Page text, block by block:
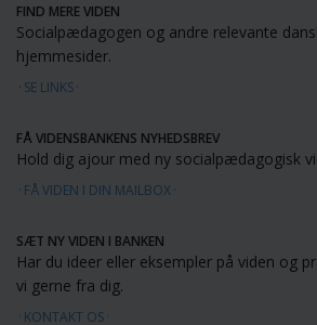
FIND MERE VIDEN
Socialpædagogen og andre relevante
hjemmesider.
SE LINKS
FÅ VIDENSBANKENS NYHEDSBREV
Hold dig ajour med ny socialpædagogisk
FÅ VIDEN I DIN MAILBOX
SÆT NY VIDEN I BANKEN
Har du ideer eller eksempler på viden og
vi gerne fra dig.
KONTAKT OS